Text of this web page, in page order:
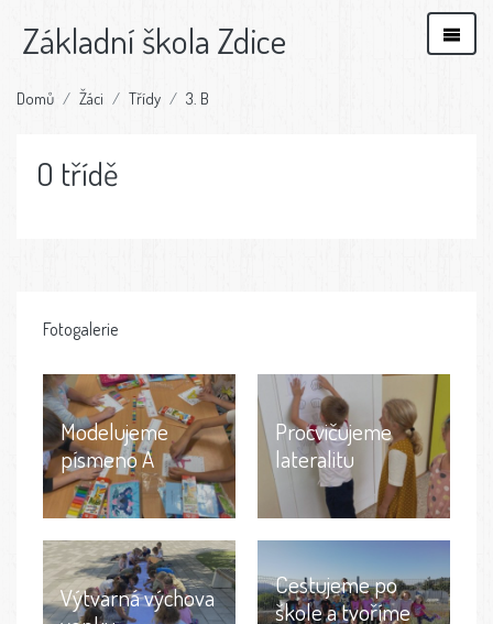
Základní škola Zdice
Domů Žáci Třídy 3. B
O třídě
Fotogalerie
Modelujeme
písmeno A
Procvičujeme
lateralitu
Výtvarná výchova
Cestujeme po
škole a tvoříme